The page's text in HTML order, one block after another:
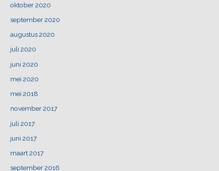
oktober 2020
september 2020
augustus 2020
juli 2020
juni 2020
mei 2020
mei 2018
november 2017
juli 2017
juni 2017
maart 2017
september 2016